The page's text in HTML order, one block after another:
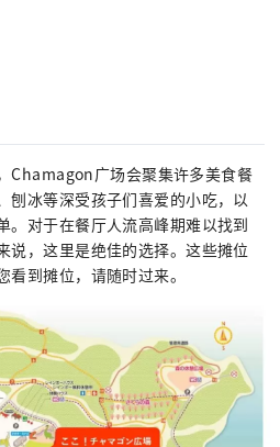
Chamagon广场会聚集许多美食餐
刨冰等深受孩子们喜爱的小吃，以
。对于在餐厅人流高峰期难以找到
说，这里是绝佳的选择。这些摊位
到摊位，请随时过来。